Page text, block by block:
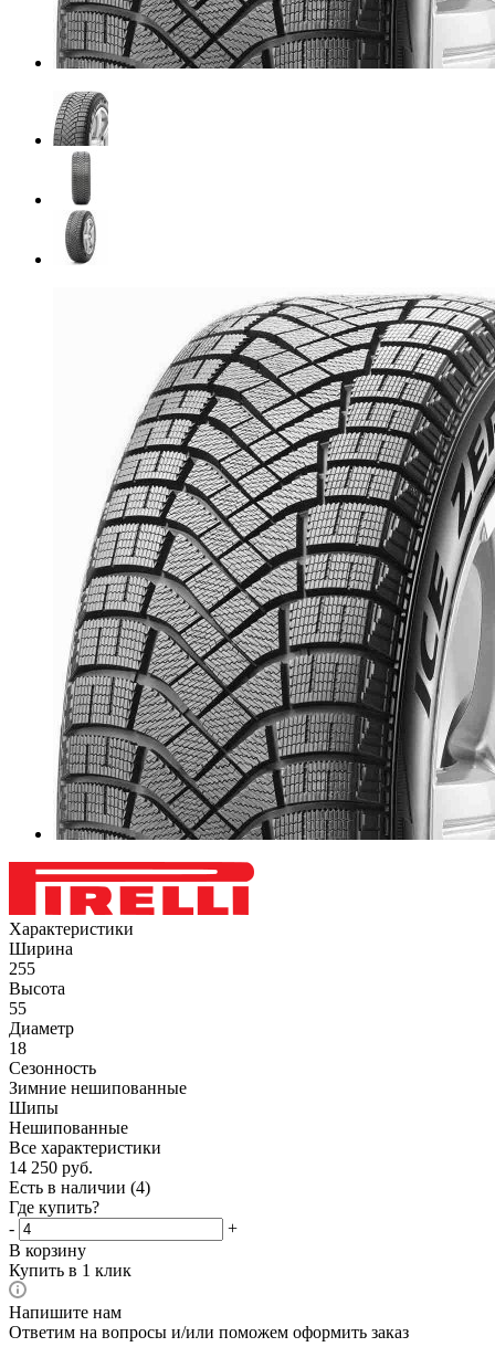
Характеристики
Ширина
255
Высота
55
Диаметр
18
Сезонность
Зимние нешипованные
Шипы
Нешипованные
Все характеристики
14 250 руб.
Есть в наличии (4)
Где купить?
-
+
В корзину
Купить в 1 клик
Напишите нам
Ответим на вопросы и/или поможем оформить заказ